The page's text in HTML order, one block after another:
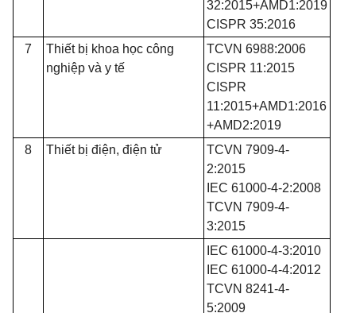
32:2015+AMD1:2019
CISPR 35:2016
7
Thiết bị khoa học công
nghiệp và y tế
TCVN 6988:2006
CISPR 11:2015
CISPR
11:2015+AMD1:2016
+AMD2:2019
8
Thiết bị điện, điện tử
TCVN 7909-4-
2:2015
IEC 61000-4-2:2008
TCVN 7909-4-
3:2015
IEC 61000-4-3:2010
IEC 61000-4-4:2012
TCVN 8241-4-
5:2009